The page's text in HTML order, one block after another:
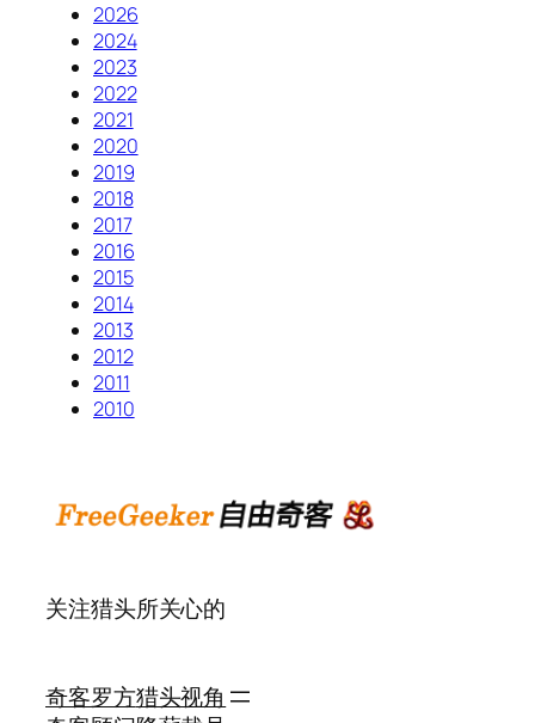
2026
2024
2023
2022
2021
2020
2019
2018
2017
2016
2015
2014
2013
2012
2011
2010
关注猎头所关心的
奇客罗方猎头视角